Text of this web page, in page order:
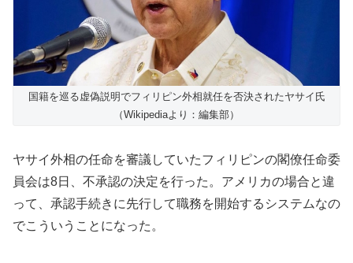
国籍を巡る虚偽説明でフィリピン外相就任を否決されたヤサイ氏
（Wikipediaより：編集部）
ヤサイ外相の任命を審議していたフィリピンの閣僚任命委
員会は8日、不承認の決定を行った。アメリカの場合と違
って、承認手続きに先行して職務を開始するシステムなの
でこういうことになった。